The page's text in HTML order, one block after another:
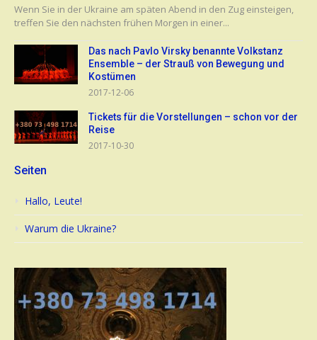
Wenn Sie in der Ukraine am späten Abend in den Zug einsteigen,
treffen Sie den nächsten frühen Morgen in einer...
Das nach Pavlo Virsky benannte Volkstanz
Ensemble – der Strauß von Bewegung und
Kostümen
2017-12-06
Tickets für die Vorstellungen – schon vor der
Reise
2017-10-30
Seiten
Hallo, Leute!
Warum die Ukraine?